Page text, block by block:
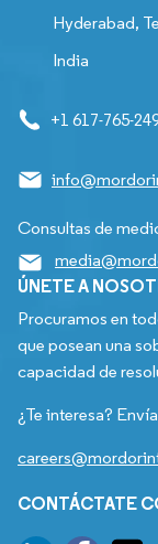
Hyderabad,
India
+1 617-765-
Consultas de
ÚNETE A
Procuramos en
que posean una
capacidad de
¿Te interesa?
CONTÁCTATE